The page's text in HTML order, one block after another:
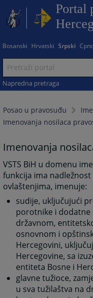
Portal
Bosanski Hrvatski Srpski
Napredna pretraga
Posao u pravosuđu
Imenovanja nosilaca
Imenovanja
VSTS BiH u domenu
funkcija ima
ovlaštenjima, imenuje:
sudije, uključujući
porotnike i dodatne
državnom,
osnovnom i
Hercegovini,
Hercegovine, sa
entiteta Bosne i
glavne tužioce,
u sva tužilaštva na